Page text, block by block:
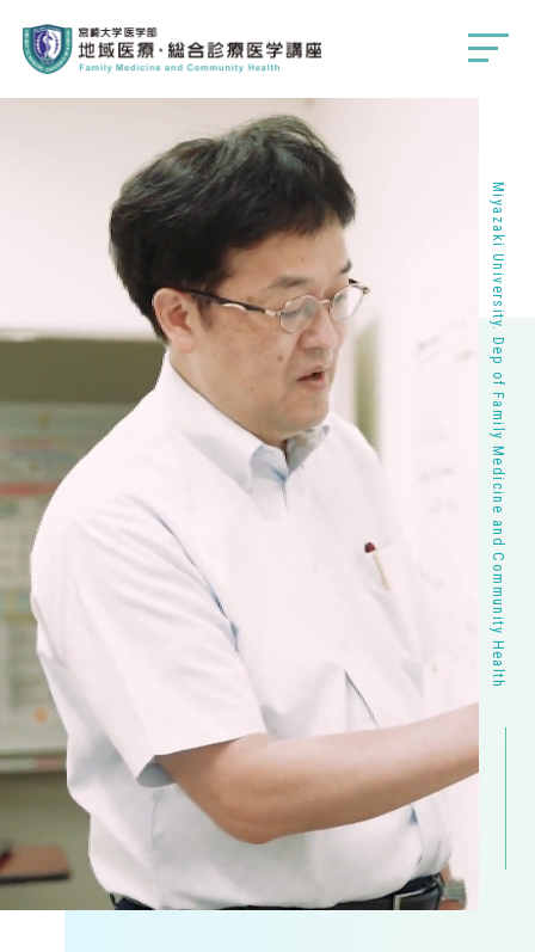
Miyazaki University. Dep of Family Medicine and Community Health